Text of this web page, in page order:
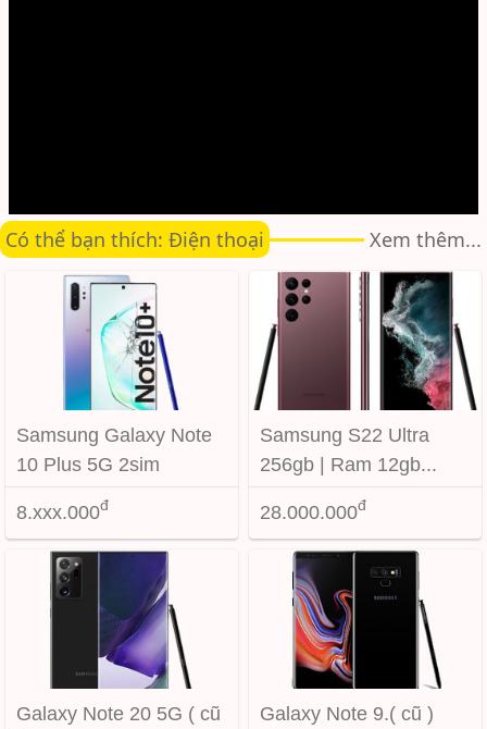
Có thể bạn thích: Điện thoại Xem thêm...
Samsung Galaxy Note
10 Plus 5G 2sim
8.xxx.000đ
Samsung S22 Ultra
256gb | Ram 12gb...
Burgundy Red
28.000.000đ
Galaxy Note 20 5G ( cũ
Galaxy Note 9.( cũ )